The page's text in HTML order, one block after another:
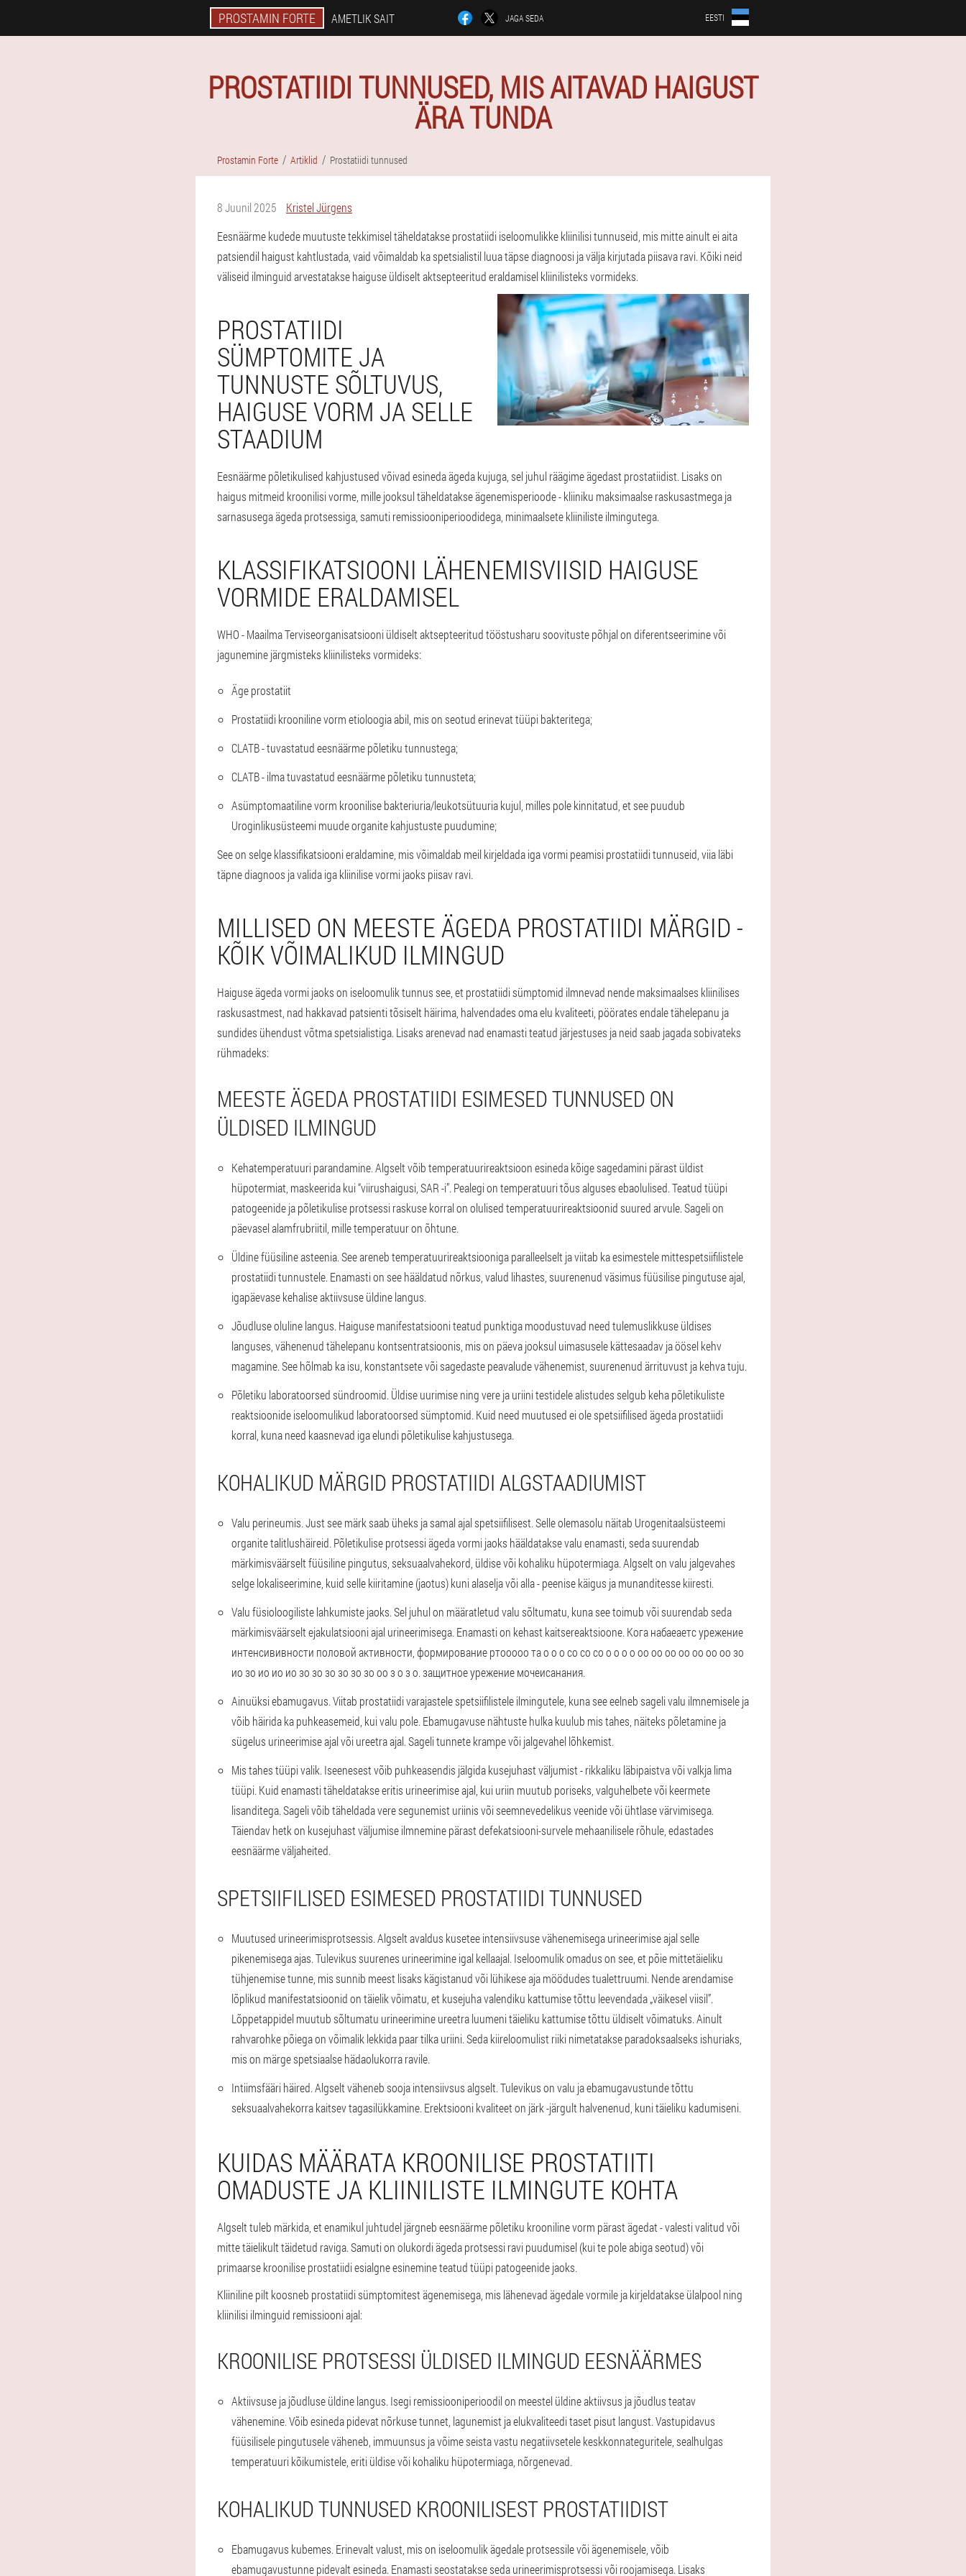
PROSTAMIN FORTE AMETLIK SAIT JAGA SEDA EESTI
PROSTATIIDI TUNNUSED, MIS AITAVAD HAIGUST
ÄRA TUNDA
Prostamin Forte Artiklid Prostatiidi tunnused
8 Juunil 2025
Kristel Jürgens
Eesnäärme kudede muutuste tekkimisel täheldatakse prostatiidi iseloomulikke kliinilisi tunnuseid, mis mitte ainult ei aita
patsiendil haigust kahtlustada, vaid võimaldab ka spetsialistil luua täpse diagnoosi ja välja kirjutada piisava ravi. Kõiki neid
väliseid ilminguid arvestatakse haiguse üldiselt aktsepteeritud eraldamisel kliinilisteks vormideks.
PROSTATIIDI
SÜMPTOMITE JA
TUNNUSTE SÕLTUVUS,
HAIGUSE VORM JA SELLE
STAADIUM
Eesnäärme põletikulised kahjustused võivad esineda ägeda kujuga, sel juhul räägime ägedast prostatiidist. Lisaks on
haigus mitmeid kroonilisi vorme, mille jooksul täheldatakse ägenemisperioode - kliiniku maksimaalse raskusastmega ja
sarnasusega ägeda protsessiga, samuti remissiooniperioodidega, minimaalsete kliiniliste ilmingutega.
KLASSIFIKATSIOONI LÄHENEMISVIISID HAIGUSE
VORMIDE ERALDAMISEL
WHO - Maailma Terviseorganisatsiooni üldiselt aktsepteeritud tööstusharu soovituste põhjal on diferentseerimine või
jagunemine järgmisteks kliinilisteks vormideks:
Äge prostatiit
Prostatiidi krooniline vorm etioloogia abil, mis on seotud erinevat tüüpi bakteritega;
CLATB - tuvastatud eesnäärme põletiku tunnustega;
CLATB - ilma tuvastatud eesnäärme põletiku tunnusteta;
Asümptomaatiline vorm kroonilise bakteriuria/leukotsütuuria kujul, milles pole kinnitatud, et see puudub
Uroginlikusüsteemi muude organite kahjustuste puudumine;
See on selge klassifikatsiooni eraldamine, mis võimaldab meil kirjeldada iga vormi peamisi prostatiidi tunnuseid, viia läbi
täpne diagnoos ja valida iga kliinilise vormi jaoks piisav ravi.
MILLISED ON MEESTE ÄGEDA PROSTATIIDI MÄRGID -
KÕIK VÕIMALIKUD ILMINGUD
Haiguse ägeda vormi jaoks on iseloomulik tunnus see, et prostatiidi sümptomid ilmnevad nende maksimaalses kliinilises
raskusastmest, nad hakkavad patsienti tõsiselt häirima, halvendades oma elu kvaliteeti, pöörates endale tähelepanu ja
sundides ühendust võtma spetsialistiga. Lisaks arenevad nad enamasti teatud järjestuses ja neid saab jagada sobivateks
rühmadeks:
MEESTE ÄGEDA PROSTATIIDI ESIMESED TUNNUSED ON
ÜLDISED ILMINGUD
Kehatemperatuuri parandamine.Algselt võib temperatuurireaktsioon esineda kõige sagedamini pärast üldist
hüpotermiat, maskeerida kui “viirushaigusi, SAR -i”. Pealegi on temperatuuri tõus alguses ebaolulised. Teatud tüüpi
patogeenide ja põletikulise protsessi raskuse korral on olulised temperatuurireaktsioonid suured arvule. Sageli on
päevasel alamfrubriitil, mille temperatuur on õhtune.
Üldine füüsiline asteenia.See areneb temperatuurireaktsiooniga paralleelselt ja viitab ka esimestele mittespetsiifilistele
prostatiidi tunnustele. Enamasti on see hääldatud nõrkus, valud lihastes, suurenenud väsimus füüsilise pingutuse ajal,
igapäevase kehalise aktiivsuse üldine langus.
Jõudluse oluline langus. Haiguse manifestatsiooni teatud punktiga moodustuvad need tulemuslikkuse üldises
languses, vähenenud tähelepanu kontsentratsioonis, mis on päeva jooksul uimasusele kättesaadav ja öösel kehv
magamine. See hõlmab ka isu, konstantsete või sagedaste peavalude vähenemist, suurenenud ärrituvust ja kehva tuju.
Põletiku laboratoorsed sündroomid. Üldise uurimise ning vere ja uriini testidele alistudes selgub keha põletikuliste
reaktsioonide iseloomulikud laboratoorsed sümptomid. Kuid need muutused ei ole spetsiifilised ägeda prostatiidi
korral, kuna need kaasnevad iga elundi põletikulise kahjustusega.
KOHALIKUD MÄRGID PROSTATIIDI ALGSTAADIUMIST
Valu perineumis.Just see märk saab üheks ja samal ajal spetsiifilisest. Selle olemasolu näitab Urogenitaalsüsteemi
organite talitlushäireid. Põletikulise protsessi ägeda vormi jaoks hääldatakse valu enamasti, seda suurendab
märkimisväärselt füüsiline pingutus, seksuaalvahekord, üldise või kohaliku hüpotermiaga. Algselt on valu jalgevahes
selge lokaliseerimine, kuid selle kiiritamine (jaotus) kuni alaselja või alla - peenise käigus ja munanditesse kiiresti.
Valu füsioloogiliste lahkumiste jaoks.Sel juhul on määratletud valu sõltumatu, kuna see toimub või suurendab seda
märkimisväärselt ejakulatsiooni ajal urineerimisega. Enamasti on kehast kaitsereaktsioone. Кога набаеаетс урежение
интенсививности половой активности, формирование ртооооо та о о о со со со о о о о оо оо оо оо оо оо оо зо
ио зо ио ио ио зо зо зо зо зо зо оо з о з о. защитное урежение мочеисанания.
Ainuüksi ebamugavus.Viitab prostatiidi varajastele spetsiifilistele ilmingutele, kuna see eelneb sageli valu ilmnemisele ja
võib häirida ka puhkeasemeid, kui valu pole. Ebamugavuse nähtuste hulka kuulub mis tahes, näiteks põletamine ja
sügelus urineerimise ajal või ureetra ajal. Sageli tunnete krampe või jalgevahel lõhkemist.
Mis tahes tüüpi valik. Iseenesest võib puhkeasendis jälgida kusejuhast väljumist - rikkaliku läbipaistva või valkja lima
tüüpi. Kuid enamasti täheldatakse eritis urineerimise ajal, kui uriin muutub poriseks, valguhelbete või keermete
lisanditega. Sageli võib täheldada vere segunemist uriinis või seemnevedelikus veenide või ühtlase värvimisega.
Täiendav hetk on kusejuhast väljumise ilmnemine pärast defekatsiooni-survele mehaanilisele rõhule, edastades
eesnäärme väljaheited.
SPETSIIFILISED ESIMESED PROSTATIIDI TUNNUSED
Muutused urineerimisprotsessis.Algselt avaldus kusetee intensiivsuse vähenemisega urineerimise ajal selle
pikenemisega ajas. Tulevikus suurenes urineerimine igal kellaajal. Iseloomulik omadus on see, et põie mittetäieliku
tühjenemise tunne, mis sunnib meest lisaks kägistanud või lühikese aja möödudes tualettruumi. Nende arendamise
lõplikud manifestatsioonid on täielik võimatu, et kusejuha valendiku kattumise tõttu leevendada „väikesel viisil”.
Lõppetappidel muutub sõltumatu urineerimine ureetra luumeni täieliku kattumise tõttu üldiselt võimatuks. Ainult
rahvarohke põiega on võimalik lekkida paar tilka uriini. Seda kiireloomulist riiki nimetatakse paradoksaalseks ishuriaks,
mis on märge spetsiaalse hädaolukorra ravile.
Intiimsfääri häired.Algselt väheneb sooja intensiivsus algselt. Tulevikus on valu ja ebamugavustunde tõttu
seksuaalvahekorra kaitsev tagasilükkamine. Erektsiooni kvaliteet on järk -järgult halvenenud, kuni täieliku kadumiseni.
KUIDAS MÄÄRATA KROONILISE PROSTATIITI
OMADUSTE JA KLIINILISTE ILMINGUTE KOHTA
Algselt tuleb märkida, et enamikul juhtudel järgneb eesnäärme põletiku krooniline vorm pärast ägedat - valesti valitud või
mitte täielikult täidetud raviga. Samuti on olukordi ägeda protsessi ravi puudumisel (kui te pole abiga seotud) või
primaarse kroonilise prostatiidi esialgne esinemine teatud tüüpi patogeenide jaoks.
Kliiniline pilt koosneb prostatiidi sümptomitest ägenemisega, mis lähenevad ägedale vormile ja kirjeldatakse ülalpool ning
kliinilisi ilminguid remissiooni ajal:
KROONILISE PROTSESSI ÜLDISED ILMINGUD EESNÄÄRMES
Aktiivsuse ja jõudluse üldine langus. Isegi remissiooniperioodil on meestel üldine aktiivsus ja jõudlus teatav
vähenemine. Võib esineda pidevat nõrkuse tunnet, lagunemist ja elukvaliteedi taset pisut langust. Vastupidavus
füüsilisele pingutusele väheneb, immuunsus ja võime seista vastu negatiivsetele keskkonnateguritele, sealhulgas
temperatuuri kõikumistele, eriti üldise või kohaliku hüpotermiaga, nõrgenevad.
KOHALIKUD TUNNUSED KROONILISEST PROSTATIIDIST
Ebamugavus kubemes. Erinevalt valust, mis on iseloomulik ägedale protsessile või ägenemisele, võib
ebamugavustunne pidevalt esineda. Enamasti seostatakse seda urineerimisprotsessi või roojamisega. Lisaks